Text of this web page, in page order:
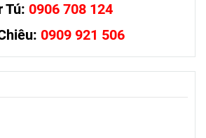
Tú: 0906 708 124
0909 921 506